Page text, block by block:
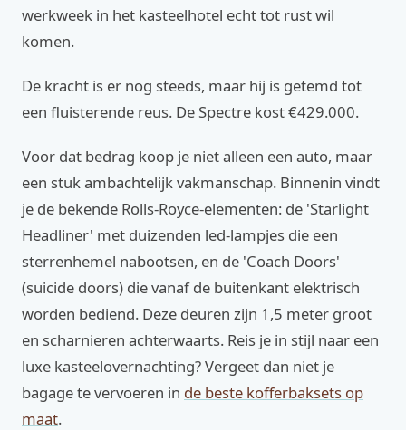
werkweek in het kasteelhotel echt tot rust wil
komen.
De kracht is er nog steeds, maar hij is getemd tot
een fluisterende reus. De Spectre kost €429.000.
Voor dat bedrag koop je niet alleen een auto, maar
een stuk ambachtelijk vakmanschap. Binnenin vindt
je de bekende Rolls-Royce-elementen: de 'Starlight
Headliner' met duizenden led-lampjes die een
sterrenhemel nabootsen, en de 'Coach Doors'
(suicide doors) die vanaf de buitenkant elektrisch
worden bediend. Deze deuren zijn 1,5 meter groot
en scharnieren achterwaarts. Reis je in stijl naar een
luxe kasteelovernachting? Vergeet dan niet je
bagage te vervoeren in de beste kofferbaksets op
maat.